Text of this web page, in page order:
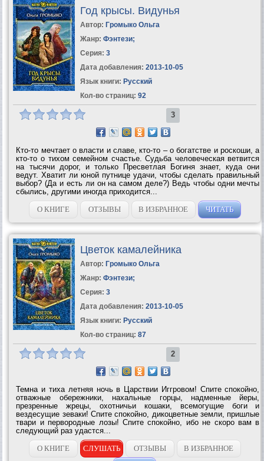
Год крысы. Видунья
Автор: Громыко Ольга
Жанр: Фэнтези;
Серия: 3
Дата добавления: 2013-10-05
Язык книги: Русский
Кол-во страниц: 92
3
Кто-то мечтает о власти и славе, кто-то – о богатстве и роскоши, а
кто-то о тихом семейном счастье. Судьба человеческая ветвится
на тысячи дорог, и только Пресветлая Богиня знает, куда они
ведут. Хватит ли юной путнице удачи, чтобы сделать правильный
выбор? (Да и есть ли он на самом деле?) Ведь чтобы одни мечты
сбылись, другими иногда приходится...
О КНИГЕ
ОТЗЫВЫ В ИЗБРАННОЕ ЧИТАТЬ
Цветок камалейника
Автор: Громыко Ольга
Жанр: Фэнтези;
Серия: 3
Дата добавления: 2013-10-05
Язык книги: Русский
Кол-во страниц: 87
2
Темна и тиха летняя ночь в Царствии Иггровом! Спите спокойно,
отважные обережники, нахальные горцы, надменные йеры,
презренные жрецы, охотничьи кошаки, всемогущие боги и
вездесущие зеваки! Спите спокойно, дикоцветные земли, пришлые
твари и первородные лозы! Спите спокойно, ибо не скоро вам в
следующий раз удастся...
О КНИГЕ
СЛУШАТЬ ОТЗЫВЫ
В ИЗБРАННОЕ